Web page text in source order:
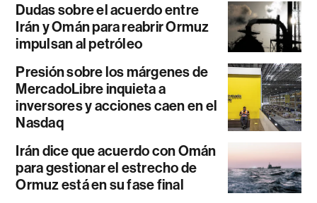
Dudas sobre el acuerdo entre
Irán y Omán para reabrir Ormuz
impulsan al petróleo
Presión sobre los márgenes de
MercadoLibre inquieta a
inversores y acciones caen en el
Nasdaq
Irán dice que acuerdo con Omán
para gestionar el estrecho de
Ormuz está en su fase final